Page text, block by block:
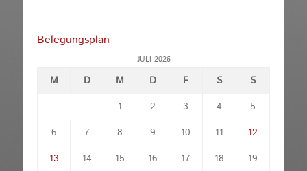
Belegungsplan
JULI 2026
M D M D F S
S
1
2 3 4
5
6
7 8 9 10 11
12
13
14 15 16 17 18 19